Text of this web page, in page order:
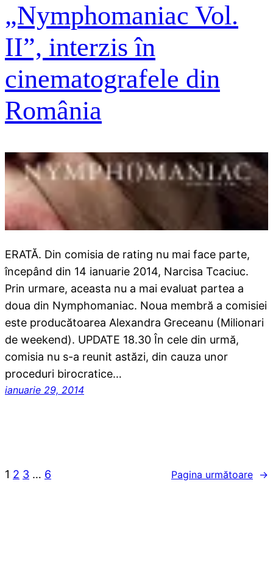
„Nymphomaniac Vol.
II”, interzis în
cinematografele din
România
ERATĂ. Din comisia de rating nu mai face parte,
începând din 14 ianuarie 2014, Narcisa Tcaciuc.
Prin urmare, aceasta nu a mai evaluat partea a
doua din Nymphomaniac. Noua membră a comisiei
este producătoarea Alexandra Greceanu (Milionari
de weekend). UPDATE 18.30 În cele din urmă,
comisia nu s-a reunit astăzi, din cauza unor
proceduri birocratice…
ianuarie 29, 2014
1 2 3 … 6 Pagina următoare →